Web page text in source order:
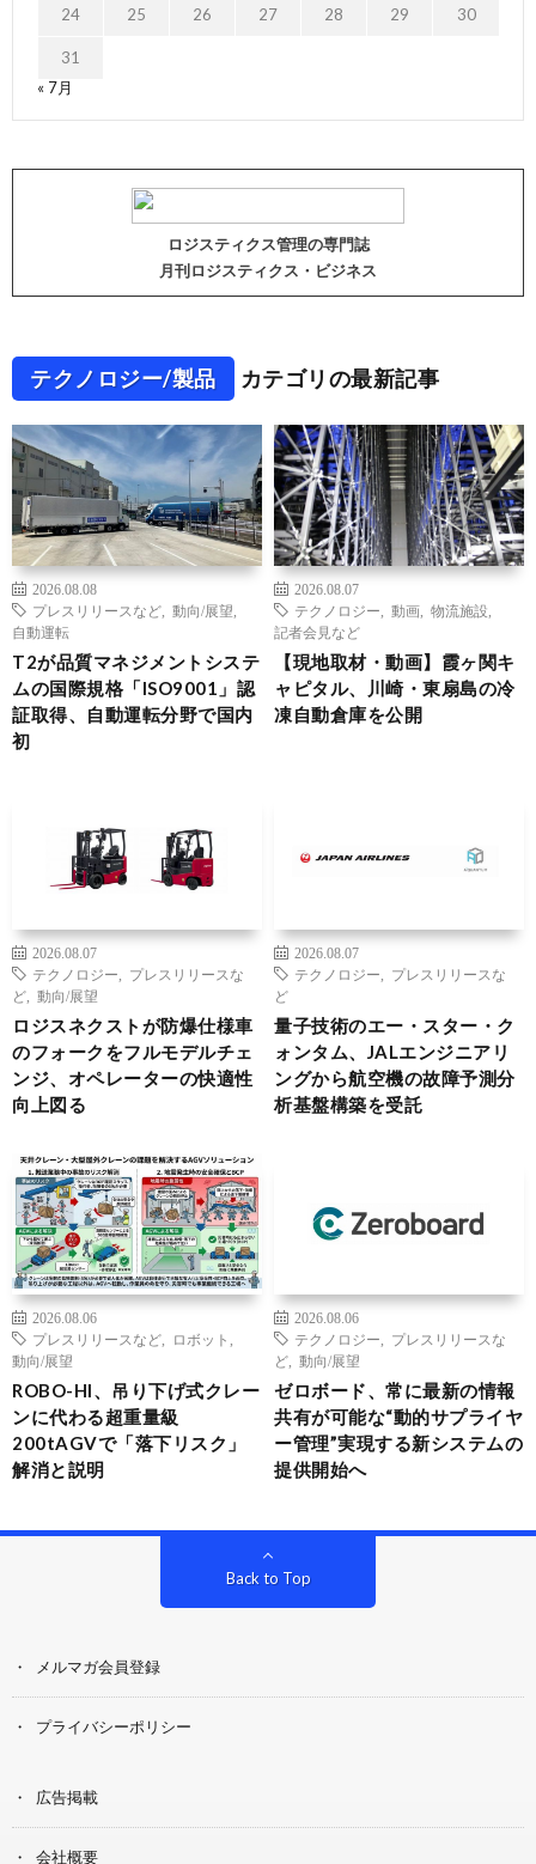
24 25 26 27 28 29 30
31
« 7月
ロジスティクス管理の専門誌
月刊ロジスティクス・ビジネス
テクノロジー/製品 カテゴリの最新記事
2026.08.08
プレスリリースなど
動向/展望
自動運転
T2が品質マネジメントシステ
ムの国際規格「ISO9001」認
証取得、自動運転分野で国内
初
2026.08.07
テクノロジー
動画 物流施設
記者会見など
【現地取材・動画】霞ヶ関キ
ャピタル、川崎・東扇島の冷
凍自動倉庫を公開
2026.08.07
テクノロジー
プレスリリースな
ど
動向/展望
ロジスネクストが防爆仕様車
のフォークをフルモデルチェ
ンジ、オペレーターの快適性
向上図る
2026.08.07
テクノロジー
プレスリリースな
ど
量子技術のエー・スター・ク
ォンタム、JALエンジニアリ
ングから航空機の故障予測分
析基盤構築を受託
2026.08.06
プレスリリースなど
ロボット
動向/展望
ROBO-HI、吊り下げ式クレー
ンに代わる超重量級
200tAGVで「落下リスク」
解消と説明
2026.08.06
テクノロジー
プレスリリースな
ど
動向/展望
ゼロボード、常に最新の情報
共有が可能な“動的サプライヤ
ー管理”実現する新システムの
提供開始へ
Back to Top
メルマガ会員登録
プライバシーポリシー
広告掲載
会社概要